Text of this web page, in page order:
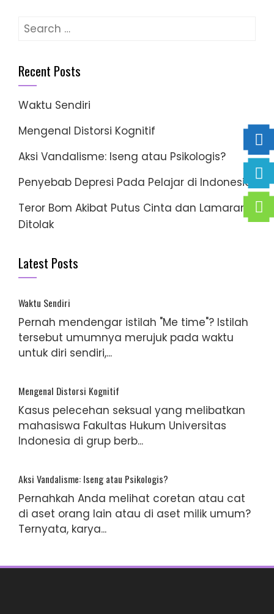
Search
Recent Posts
Waktu Sendiri
Mengenal Distorsi Kognitif
Aksi Vandalisme: Iseng atau Psikologis?
Penyebab Depresi Pada Pelajar di Indonesia
Teror Bom Akibat Putus Cinta dan Lamaran
Ditolak
Latest Posts
Waktu Sendiri
Pernah mendengar istilah "Me time"? Istilah
tersebut umumnya merujuk pada waktu
untuk diri sendiri,...
Mengenal Distorsi Kognitif
Kasus pelecehan seksual yang melibatkan
mahasiswa Fakultas Hukum Universitas
Indonesia di grup berb...
Aksi Vandalisme: Iseng atau Psikologis?
Pernahkah Anda melihat coretan atau cat
di aset orang lain atau di aset milik umum?
Ternyata, karya...